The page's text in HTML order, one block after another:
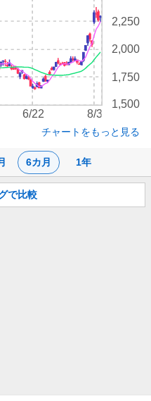
6カ月 1年
1,500
1,750
2,000
2,250
6/22 8/3
チャートをもっと見る
で比較